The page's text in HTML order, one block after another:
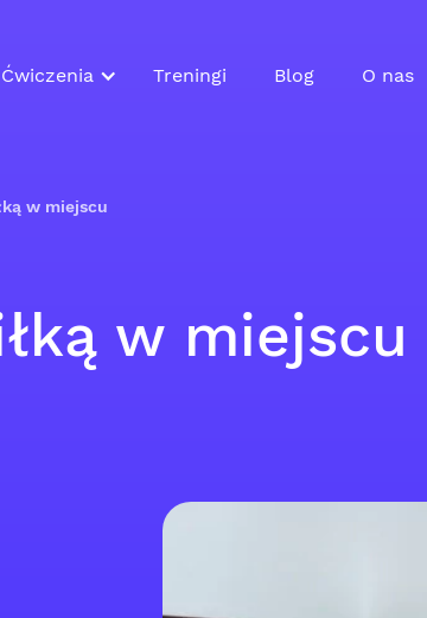
Ćwiczenia Treningi Blog O nas
w miejscu
w miejscu